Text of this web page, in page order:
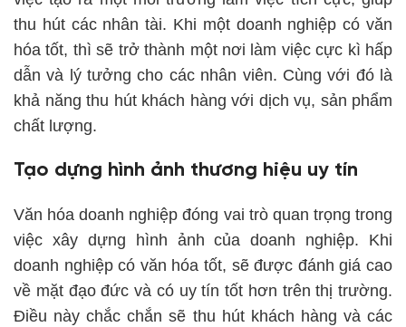
thu hút các nhân tài. Khi một doanh nghiệp có văn
hóa tốt, thì sẽ trở thành một nơi làm việc cực kì hấp
dẫn và lý tưởng cho các nhân viên. Cùng với đó là
khả năng thu hút khách hàng với dịch vụ, sản phẩm
chất lượng.
Tạo dựng hình ảnh thương hiệu uy tín
Văn hóa doanh nghiệp đóng vai trò quan trọng trong
việc xây dựng hình ảnh của doanh nghiệp. Khi
doanh nghiệp có văn hóa tốt, sẽ được đánh giá cao
về mặt đạo đức và có uy tín tốt hơn trên thị trường.
Điều này chắc chắn sẽ thu hút khách hàng và các